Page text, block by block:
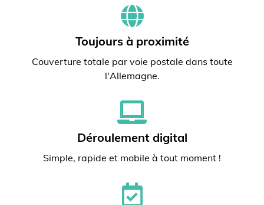
Toujours à proximité
Couverture totale par voie postale dans toute
l'Allemagne.
Déroulement digital
Simple, rapide et mobile à tout moment !